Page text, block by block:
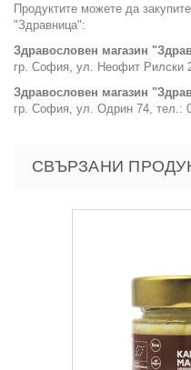
Продуктите можете да
"Здравница":
Здравословен магазин
гр. София, ул. Неофит Рилски
Здравословен магазин
гр. София, ул. Одрин 74, тел.:
СВЪРЗАНИ